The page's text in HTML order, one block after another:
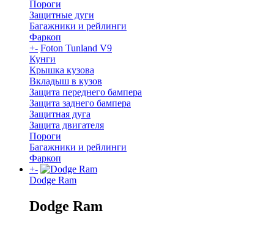
Пороги
Защитные дуги
Багажники и рейлинги
Фаркоп
+- Foton Tunland V9
Кунги
Крышка кузова
Вкладыш в кузов
Защита переднего бампера
Защита заднего бампера
Защитная дуга
Защита двигателя
Пороги
Багажники и рейлинги
Фаркоп
+-
Dodge Ram
Dodge Ram